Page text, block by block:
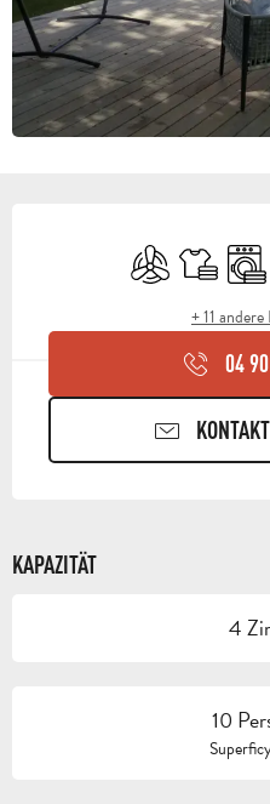
Klimaanlage
+ 11
04
KAPAZITÄT
4
10